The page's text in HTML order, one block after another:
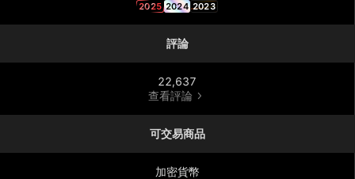
2025 2024 2023
評論
22,637
查看評論
可交易商品
加密貨幣